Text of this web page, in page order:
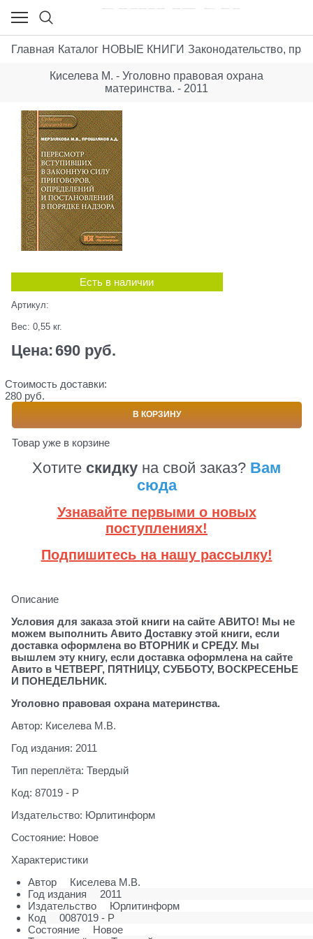
Главная Каталог НОВЫЕ КНИГИ Законодательство,
Киселева М. - Уголовно правовая охрана
материнства. - 2011
Есть в наличии
Артикул:
Вес: 0,55 кг.
Цена:690 руб.
Стоимость доставки:
280 руб.
В КОРЗИНУ
Товар уже в корзине
Хотите скидку на свой заказ? Вам
сюда
Узнавайте первыми о новых
поступлениях!
Подпишитесь на нашу рассылку!
Описание
Условия для заказа этой книги на сайте АВИТО! Мы не
можем выполнить Авито Доставку этой книги, если
доставка оформлена во ВТОРНИК и СРЕДУ. Мы
вышлем эту книгу, если доставка оформлена на сайте
Авито в ЧЕТВЕРГ, ПЯТНИЦУ, СУББОТУ, ВОСКРЕСЕНЬЕ
И ПОНЕДЕЛЬНИК.
Уголовно правовая охрана материнства.
Автор: Киселева М.В.
Год издания: 2011
Тип переплёта: Твердый
Код: 87019 - Р
Издательство: Юрлитинформ
Состояние: Новое
Характеристики
Автор
Киселева М.В.
Год издания
2011
Издательство
Юрлитинформ
Код
0087019 - Р
Состояние
Новое